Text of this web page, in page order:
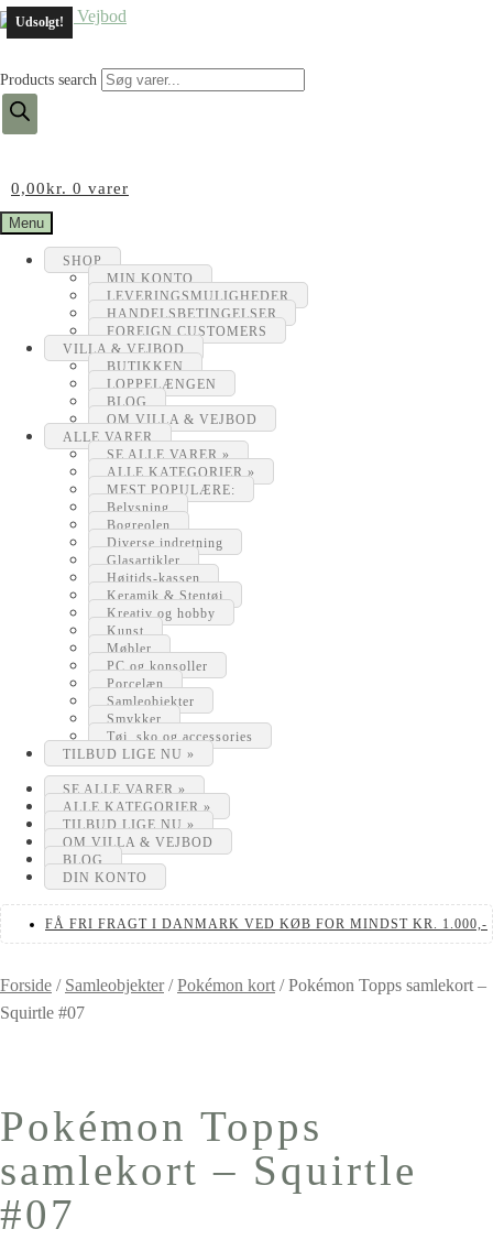
Products search
0,00kr. 0 varer
Menu
SHOP
MIN KONTO
LEVERINGSMULIGHEDER
HANDELSBETINGELSER
FOREIGN CUSTOMERS
VILLA & VEJBOD
BUTIKKEN
LOPPELÆNGEN
BLOG
OM VILLA & VEJBOD
ALLE VARER
SE ALLE VARER »
ALLE KATEGORIER »
MEST POPULÆRE:
Belysning
Bogreolen
Diverse indretning
Glasartikler
Højtids-kassen
Keramik & Stentøj
Kreativ og hobby
Kunst
Møbler
PC og konsoller
Porcelæn
Samleobjekter
Smykker
Tøj, sko og accessories
TILBUD LIGE NU »
SE ALLE VARER »
ALLE KATEGORIER »
TILBUD LIGE NU »
OM VILLA & VEJBOD
BLOG
DIN KONTO
FÅ FRI FRAGT I DANMARK VED KØB FOR MINDST KR. 1.000,-
Forside / Samleobjekter/Pokémon kort /Pokémon Topps samlekort –
Squirtle #07
Udsolgt!
Pokémon Topps
samlekort – Squirtle
#07